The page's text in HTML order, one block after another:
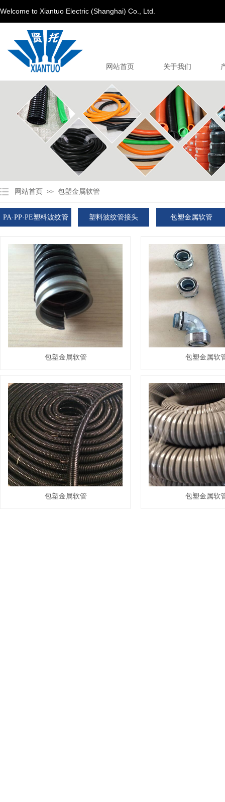
Welcome to Xiantuo Electric (Shanghai) Co., Ltd.
网站首页 关于我们
网站首页 >> 包塑金属软管
PA·PP·PE塑料波纹管 包塑金属软管
塑料波纹管接头
包塑金属软管 包塑金属软
包塑金属软管 包塑金属软